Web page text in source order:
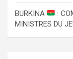
BURKINA
:
MINISTRES DU